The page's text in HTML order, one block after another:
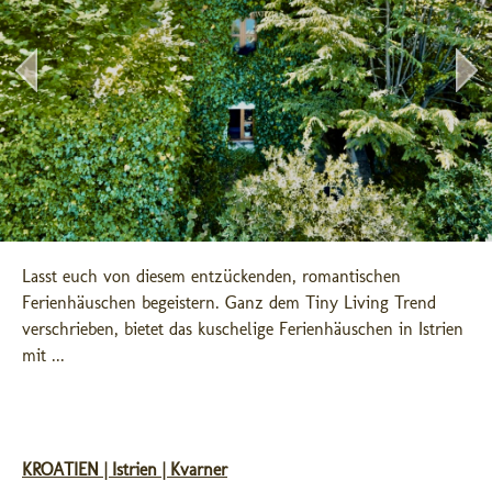
Lasst euch von diesem entzückenden, romantischen
Ferienhäuschen begeistern. Ganz dem Tiny Living Trend
verschrieben, bietet das kuschelige Ferienhäuschen in Istrien
mit ...
KROATIEN | Istrien | Kvarner